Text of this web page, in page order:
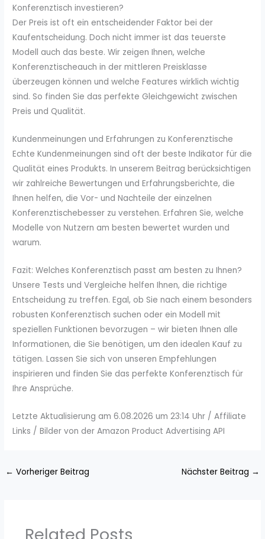
Konferenztisch investieren?
Der Preis ist oft ein entscheidender Faktor bei der
Kaufentscheidung. Doch nicht immer ist das teuerste
Modell auch das beste. Wir zeigen Ihnen, welche
Konferenztischeauch in der mittleren Preisklasse
überzeugen können und welche Features wirklich wichtig
sind. So finden Sie das perfekte Gleichgewicht zwischen
Preis und Qualität.
Kundenmeinungen und Erfahrungen zu Konferenztische
Echte Kundenmeinungen sind oft der beste Indikator für die
Qualität eines Produkts. In unserem Beitrag berücksichtigen
wir zahlreiche Bewertungen und Erfahrungsberichte, die
Ihnen helfen, die Vor- und Nachteile der einzelnen
Konferenztischebesser zu verstehen. Erfahren Sie, welche
Modelle von Nutzern am besten bewertet wurden und
warum.
Fazit: Welches Konferenztisch passt am besten zu Ihnen?
Unsere Tests und Vergleiche helfen Ihnen, die richtige
Entscheidung zu treffen. Egal, ob Sie nach einem besonders
robusten Konferenztisch suchen oder ein Modell mit
speziellen Funktionen bevorzugen – wir bieten Ihnen alle
Informationen, die Sie benötigen, um den idealen Kauf zu
tätigen. Lassen Sie sich von unseren Empfehlungen
inspirieren und finden Sie das perfekte Konferenztisch für
Ihre Ansprüche.
Letzte Aktualisierung am 6.08.2026 um 23:14 Uhr / Affiliate
Links / Bilder von der Amazon Product Advertising API
← Vorheriger Beitrag Nächster Beitrag →